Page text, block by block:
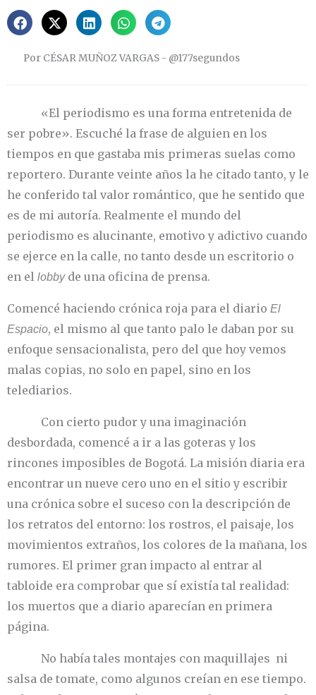
Por CÉSAR MUÑOZ VARGAS - @177segundos
«El periodismo es una forma entretenida de
ser pobre». Escuché la frase de alguien en los
tiempos en que gastaba mis primeras suelas como
reportero. Durante veinte años la he citado tanto, y le
he conferido tal valor romántico, que he sentido que
es de mi autoría. Realmente el mundo del
periodismo es alucinante, emotivo y adictivo cuando
se ejerce en la calle, no tanto desde un escritorio o
en el lobbyde una oficina de prensa.
Comencé haciendo crónica roja para el diario El
Espacio, el mismo al que tanto palo le daban por su
enfoque sensacionalista, pero del que hoy vemos
malas copias, no solo en papel, sino en los
telediarios.
Con cierto pudor y una imaginación
desbordada, comencé a ir a las goteras y los
rincones imposibles de Bogotá. La misión diaria era
encontrar un nueve cero uno en el sitio y escribir
una crónica sobre el suceso con la descripción de
los retratos del entorno: los rostros, el paisaje, los
movimientos extraños, los colores de la mañana, los
rumores. El primer gran impacto al entrar al
tabloide era comprobar que sí existía tal realidad:
los muertos que a diario aparecían en primera
página.
No había tales montajes con maquillajes ni
salsa de tomate, como algunos creían en ese tiempo.